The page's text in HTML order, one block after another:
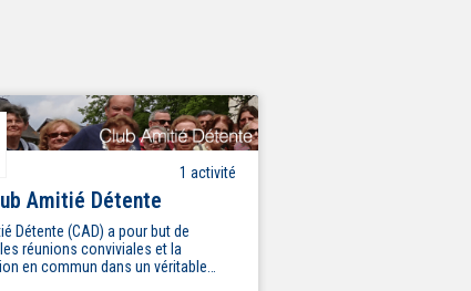
1 activité
Amitié Détente
Détente (CAD) a pour but de
réunions conviviales et la
en commun dans un véritable